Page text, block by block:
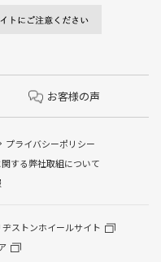
お客様の声
プライバシーポリシー
する弊社取組について
ヂストンホイールサイト
替え/オイル交換/その他